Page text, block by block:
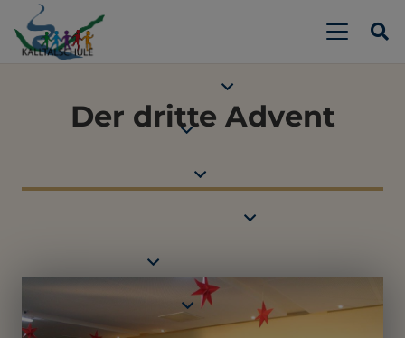
Der dritte Advent